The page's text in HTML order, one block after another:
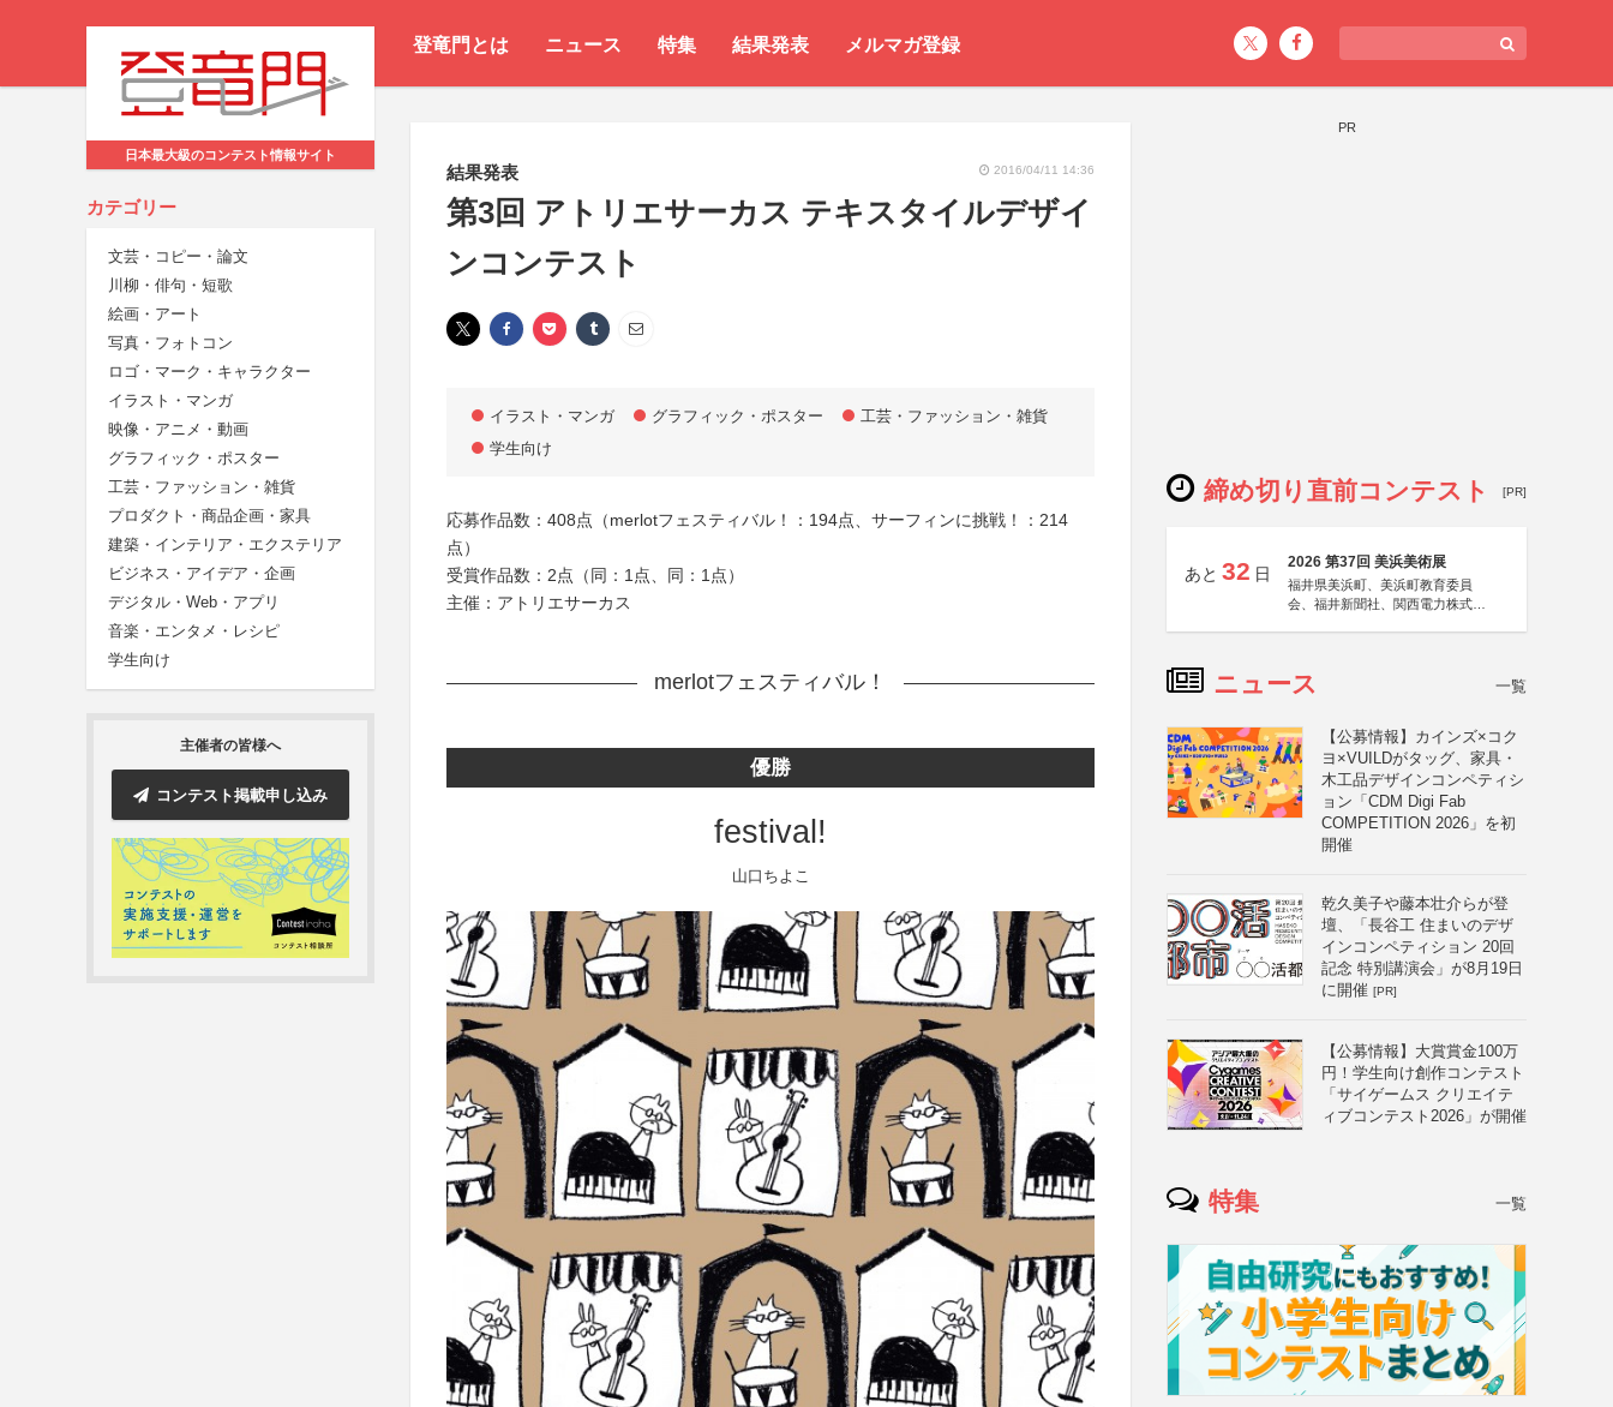
登竜門とは ニュース 特集 結果発表 メルマガ登録
日本最大級のコンテスト情報サイト
カテゴリー
文芸・コピー・論文
川柳・俳句・短歌
絵画・アート
写真・フォトコン
ロゴ・マーク・キャラクター
イラスト・マンガ
映像・アニメ・動画
グラフィック・ポスター
工芸・ファッション・雑貨
プロダクト・商品企画・家具
建築・インテリア・エクステリア
ビジネス・アイデア・企画
デジタル・Web・アプリ
音楽・エンタメ・レシピ
学生向け
主催者の皆様へ
コンテスト掲載申し込み
結果発表 2016/04/11 14:36
第3回 アトリエサーカス テキスタイルデザイ
ンコンテスト
イラスト・マンガ グラフィック・ポスター
工芸・ファッション・雑貨
学生向け
応募作品数：408点（merlotフェスティバル！：194点、サーフィンに挑戦！：214
点）
受賞作品数：2点（同：1点、同：1点）
主催：アトリエサーカス
merlotフェスティバル！
優勝
festival!
山口ちよこ
PR
締め切り直前コンテスト [PR]
あと 32 日
2026 第37回 美浜美術展
福井県美浜町、美浜町教育委員
会、福井新聞社、関西電力株式会
ニュース 一覧
【公募情報】カインズ×コク
ヨ×VUILDがタッグ、家具・
木工品デザインコンペティシ
ョン「CDM Digi Fab
COMPETITION 2026」を初
開催
乾久美子や藤本壮介らが登
壇、「長谷工 住まいのデザ
インコンペティション 20回
記念 特別講演会」が8月19日
に開催 [PR]
【公募情報】大賞賞金100万
円！学生向け創作コンテスト
「サイゲームス クリエイテ
ィブコンテスト2026」が開催
特集 一覧